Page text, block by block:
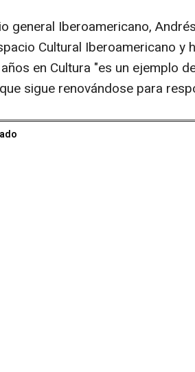
general Iberoamericano,
Cultural Iberoamericano y
en Cultura "es un ejemplo
sigue renovándose para